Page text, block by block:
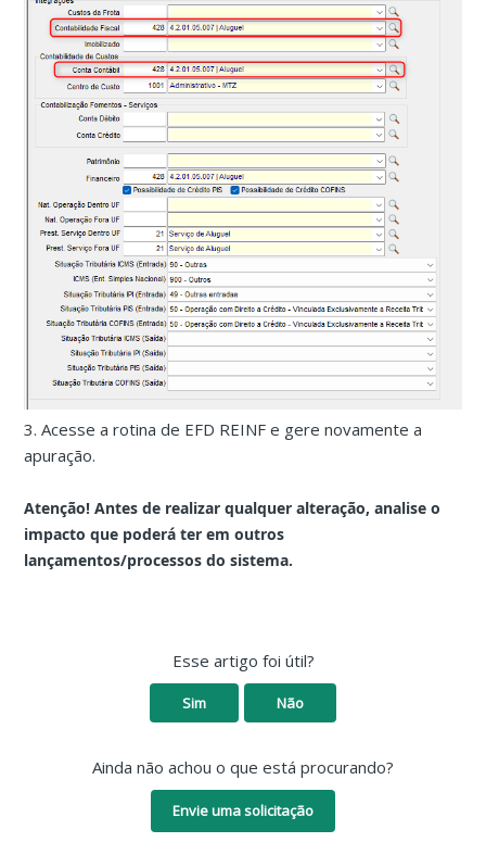
3. Acesse a rotina de EFD REINF e gere novamente a
apuração.
Atenção! Antes de realizar qualquer alteração, analise o
impacto que poderá ter em outros
lançamentos/processos do sistema.
Esse artigo foi útil?
Sim Não
Ainda não achou o que está procurando?
Envie uma solicitação